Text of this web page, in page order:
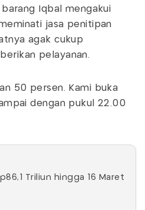
Iqbal mengakui
jasa penitipan
agak cukup
pelayanan.
50 persen. Kami buka
dengan pukul 22.00
Triliun hingga 16 Maret